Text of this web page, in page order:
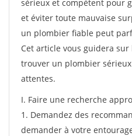
sérieux et compétent pour
et éviter toute mauvaise
un plombier fiable peut
Cet article vous guidera
trouver un plombier
attentes.
I. Faire une recherche
1. Demandez des
demander à votre